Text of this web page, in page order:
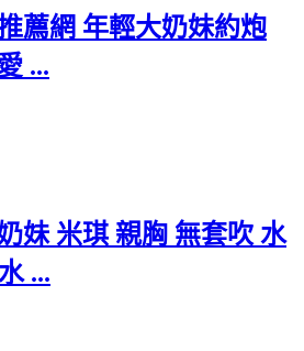
薦網 年輕大奶妹約炮
...
妹 米琪 親胸 無套吹 水
...